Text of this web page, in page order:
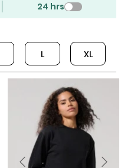
24 hrs
L XL